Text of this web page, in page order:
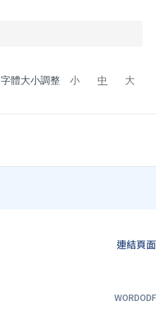
字體大小調整 小 中 大
連結頁面
WORDODF